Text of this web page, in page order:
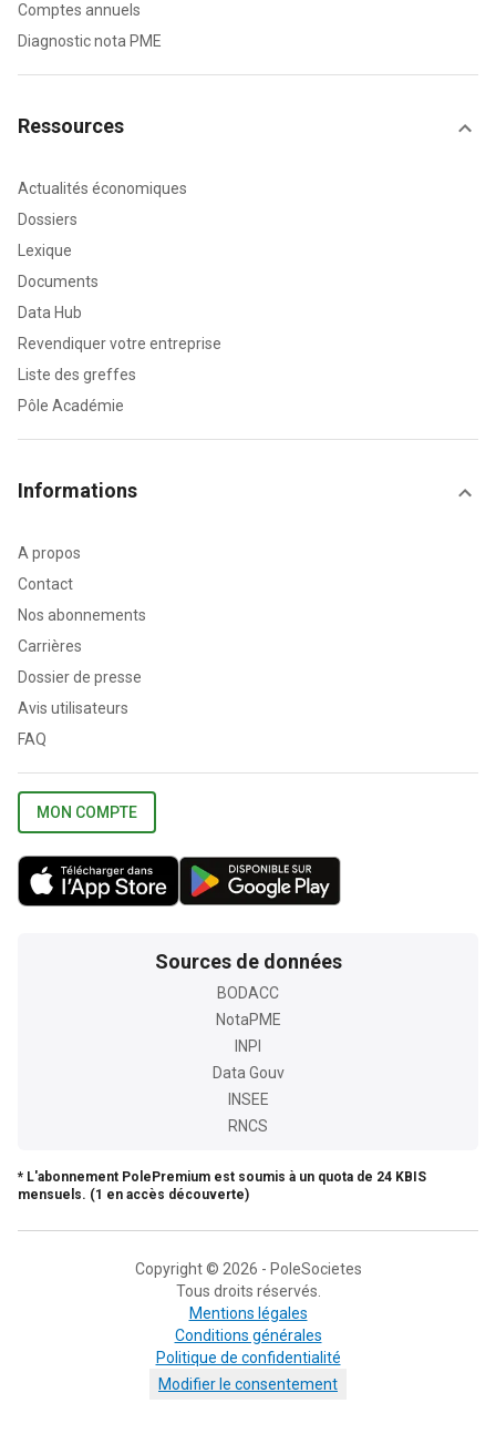
Comptes annuels
Diagnostic nota PME
Ressources
Actualités économiques
Dossiers
Lexique
Documents
Data Hub
Revendiquer votre entreprise
Liste des greffes
Pôle Académie
Informations
A propos
Contact
Nos abonnements
Carrières
Dossier de presse
Avis utilisateurs
FAQ
MON COMPTE
Sources de données
BODACC
NotaPME
INPI
Data Gouv
INSEE
RNCS
* L'abonnement PolePremium est soumis à un quota de 24 KBIS
mensuels. (1 en accès découverte)
Copyright © 2026 - PoleSocietes
Tous droits réservés.
Mentions légales
Conditions générales
Politique de confidentialité
Modifier le consentement